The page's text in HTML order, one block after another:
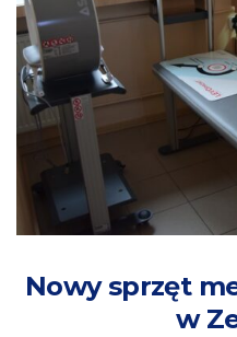
Nowy sprzęt
w